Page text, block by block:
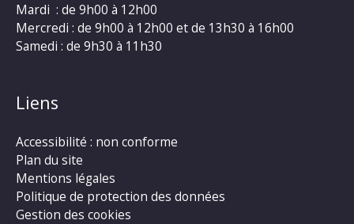
Mardi : de 9h00 à 12h00
Mercredi : de 9h00 à 12h00 et de 13h30 à 16h00
Samedi : de 9h30 à 11h30
Liens
Accessibilité : non conforme
Plan du site
Mentions légales
Politique de protection des données
Gestion des cookies